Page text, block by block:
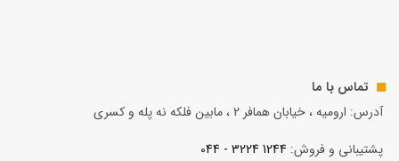
تماس با ما
آدرس: ارومیه ، خیابان همافر 2 ، مابين فلكه نه پله و کسری
پشتیبانی و فروش: 1244 3224 - 044